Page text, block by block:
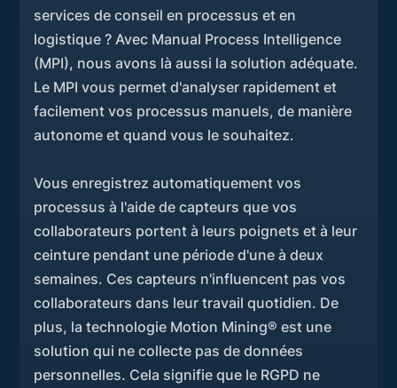
services de conseil en processus et en
logistique ? Avec Manual Process Intelligence
(MPI), nous avons là aussi la solution adéquate.
Le MPI vous permet d'analyser rapidement et
facilement vos processus manuels, de manière
autonome et quand vous le souhaitez.
Vous enregistrez automatiquement vos
processus à l'aide de capteurs que vos
collaborateurs portent à leurs poignets et à leur
ceinture pendant une période d'une à deux
semaines. Ces capteurs n'influencent pas vos
collaborateurs dans leur travail quotidien. De
plus, la technologie Motion Mining® est une
solution qui ne collecte pas de données
personnelles. Cela signifie que le RGPD ne